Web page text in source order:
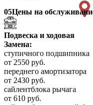
05Цены на
Подвеска и ходовая
Замена:
ступичного подшипника
от 2550 руб.
переднего амортизатора
от 2430 руб.
сайлентблока рычага
от 610 руб.